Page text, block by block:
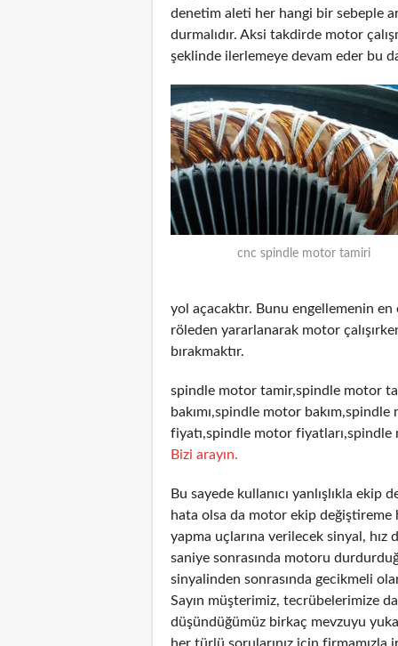
denetim aleti her hangi bir sebeple
durmalıdır. Aksi takdirde motor
şeklinde ilerlemeye devam eder bu
cnc spindle motor tamiri
yol açacaktır. Bunu engellemenin
röleden yararlanarak motor
bırakmaktır.
spindle motor tamir,spindle motor
bakımı,spindle motor
fiyatı,spindle motor fiyatları,spindle
Bizi arayın.
Bu sayede kullanıcı yanlışlıkla
hata olsa da motor ekip değiştireme
yapma uçlarına verilecek sinyal,
saniye sonrasında motoru
sinyalinden sonrasında gecikmeli
Sayın müşterimiz, tecrübelerimize
düşündüğümüz birkaç mevzuyu
her türlü sorularınız için